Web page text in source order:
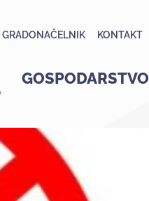
GRADONAČELNIK KONTAKT
GOSPODARSTVO